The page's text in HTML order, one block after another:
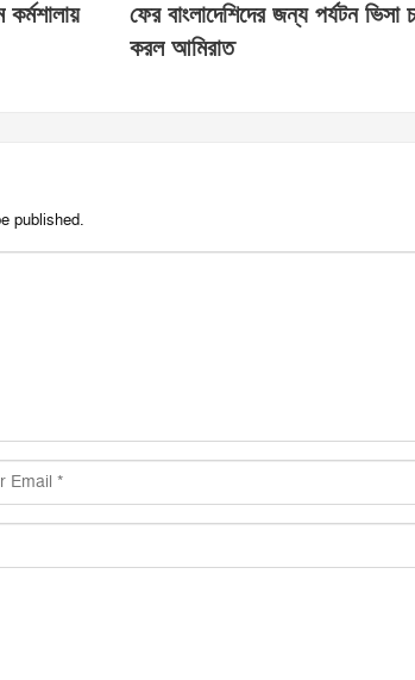
ফের বাংলাদেশিদের জন্য পর্যটন ভিসা
করল আমিরাত
published.